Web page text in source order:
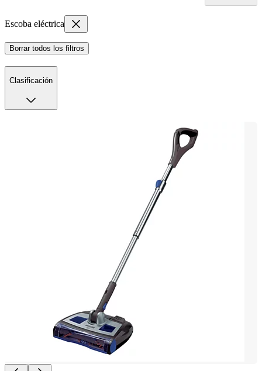
Escoba eléctrica
Borrar todos los filtros
Clasificación